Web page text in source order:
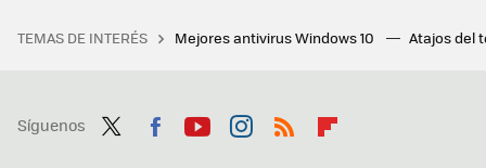
TEMAS DE INTERÉS Mejores antivirus Windows 10 Atajos del
Síguenos